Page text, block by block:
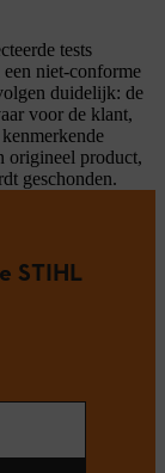
tests
niet-conforme
duidelijk: de
voor de klant,
origineel product,
geschonden.
STIHL